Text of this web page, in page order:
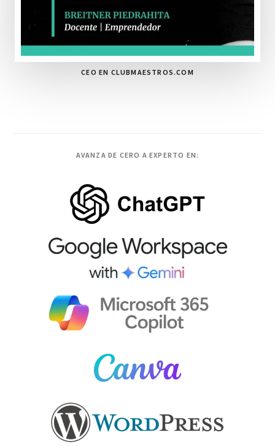
CEO EN CLUBMAESTROS.COM
AVANZA DE CERO A EXPERTO EN: